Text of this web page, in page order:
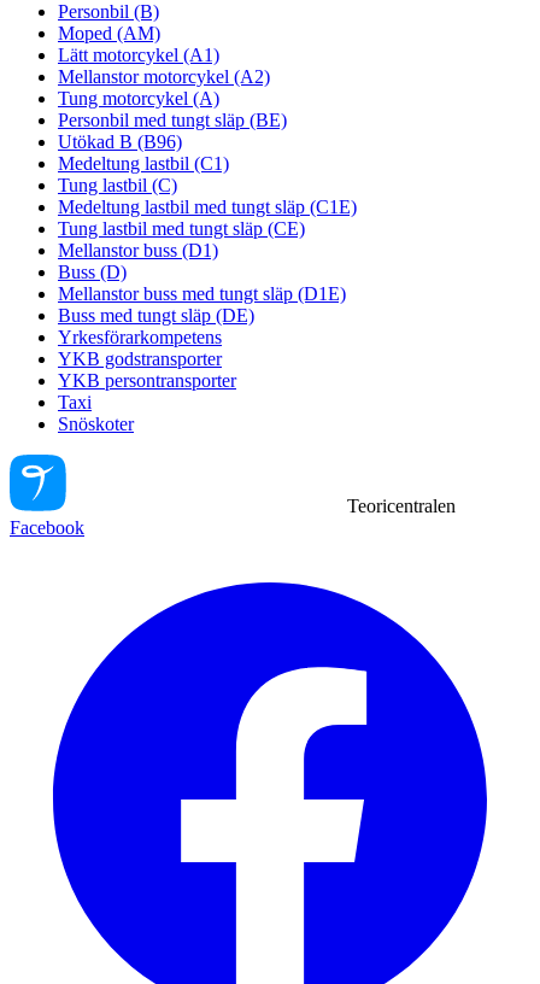
Personbil (B)
Moped (AM)
Lätt motorcykel (A1)
Mellanstor motorcykel (A2)
Tung motorcykel (A)
Personbil med tungt släp (BE)
Utökad B (B96)
Medeltung lastbil (C1)
Tung lastbil (C)
Medeltung lastbil med tungt släp (C1E)
Tung lastbil med tungt släp (CE)
Mellanstor buss (D1)
Buss (D)
Mellanstor buss med tungt släp (D1E)
Buss med tungt släp (DE)
Yrkesförarkompetens
YKB godstransporter
YKB persontransporter
Taxi
Snöskoter
Teoricentralen
Facebook